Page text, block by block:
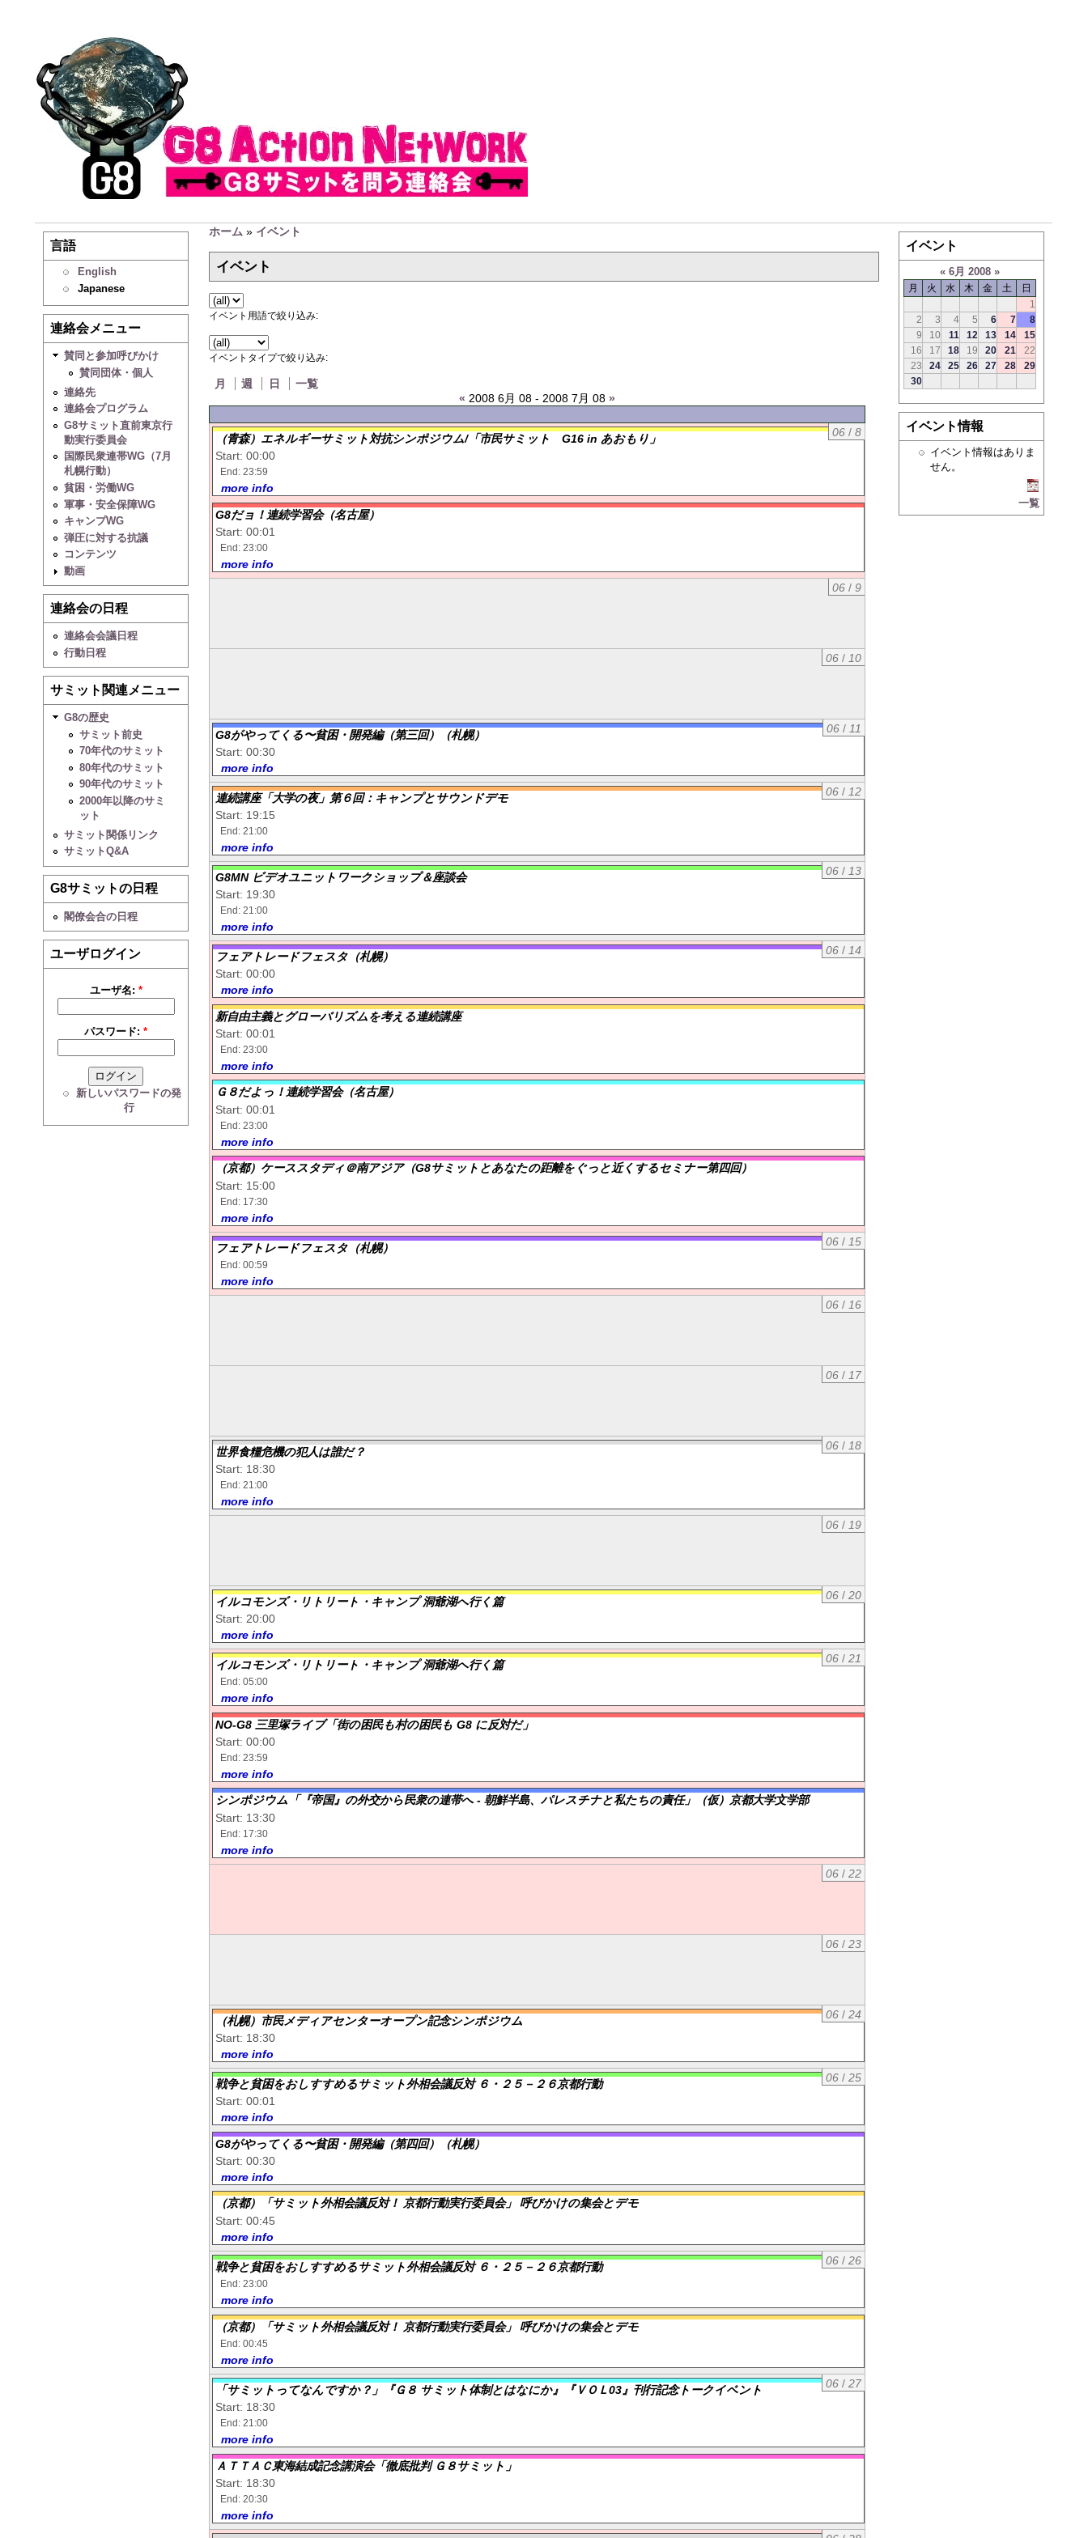
言語
English
Japanese
連絡会メニュー
賛同と参加呼びかけ
賛同団体・個人
連絡先
連絡会プログラム
G8サミット直前東京行
動実行委員会
国際民衆連帯WG（7月
札幌行動）
貧困・労働WG
軍事・安全保障WG
キャンプWG
弾圧に対する抗議
コンテンツ
動画
連絡会の日程
連絡会会議日程
行動日程
サミット関連メニュー
G8の歴史
サミット前史
70年代のサミット
80年代のサミット
90年代のサミット
2000年以降のサミ
ット
サミット関係リンク
サミットQ&A
G8サミットの日程
閣僚会合の日程
ユーザログイン
ユーザ名: *
パスワード:*
新しいパスワードの発
行
ホーム » イベント
イベント
イベント用語で絞り込み:
イベントタイプで絞り込み:
月 週 日
一覧
« 2008 6月 08 - 2008 7月 08 »
06/ 8
（青森）エネルギーサミット対抗シンポジウム/「市民サミット G16 in あおもり」
Start: 00:00
End: 23:59
more info
G8だョ！連続学習会（名古屋）
Start: 00:01
End: 23:00
more info
06/ 9
06/ 10
06/ 11
G8がやってくる〜貧困・開発編（第三回）（札幌）
Start: 00:30
more info
06/ 12
連続講座「大学の夜」第６回：キャンプとサウンドデモ
Start: 19:15
End: 21:00
more info
06/ 13
G8MN ビデオユニットワークショップ＆座談会
Start: 19:30
End: 21:00
more info
06/ 14
フェアトレードフェスタ（札幌）
Start: 00:00
more info
新自由主義とグローバリズムを考える連続講座
Start: 00:01
End: 23:00
more info
Ｇ８だよっ！連続学習会（名古屋）
Start: 00:01
End: 23:00
more info
（京都）ケーススタディ＠南アジア（G8サミットとあなたの距離をぐっと近くするセミナー第四回）
Start: 15:00
End: 17:30
more info
06/ 15
フェアトレードフェスタ（札幌）
End: 00:59
more info
06/ 16
06/ 17
06/ 18
世界食糧危機の犯人は誰だ？
Start: 18:30
End: 21:00
more info
06/ 19
06/ 20
イルコモンズ・リトリート・キャンプ 洞爺湖へ行く篇
Start: 20:00
more info
06/ 21
イルコモンズ・リトリート・キャンプ 洞爺湖へ行く篇
End: 05:00
more info
NO-G8 三里塚ライブ「街の困民も村の困民も G8 に反対だ」
Start: 00:00
End: 23:59
more info
シンポジウム「『帝国』の外交から民衆の連帯へ - 朝鮮半島、パレスチナと私たちの責任」（仮）京都大学文学部
Start: 13:30
End: 17:30
more info
06/ 22
06/ 23
06/ 24
（札幌）市民メディアセンターオープン記念シンポジウム
Start: 18:30
more info
06/ 25
戦争と貧困をおしすすめるサミット外相会議反対 ６・２５－２６京都行動
Start: 00:01
more info
G8がやってくる〜貧困・開発編（第四回）（札幌）
Start: 00:30
more info
（京都）「サミット外相会議反対！ 京都行動実行委員会」 呼びかけの集会とデモ
Start: 00:45
more info
06/ 26
戦争と貧困をおしすすめるサミット外相会議反対 ６・２５－２６京都行動
End: 23:00
more info
（京都）「サミット外相会議反対！ 京都行動実行委員会」 呼びかけの集会とデモ
End: 00:45
more info
06/ 27
「サミットってなんですか？」『Ｇ８ サミット体制とはなにか』『ＶＯＬ03』刊行記念トークイベント
Start: 18:30
End: 21:00
more info
ＡＴＴＡＣ東海結成記念講演会「徹底批判 Ｇ８サミット」
Start: 18:30
End: 20:30
more info
イベント
« 6月 2008 »
月 火 水 木 金 土
日
1
2
3 4 5 6 7
8
9
10 11 12 13 14
15
16
17 18 19 20 21
22
23
24 25 26 27 28
29
30
イベント情報
イベント情報はありま
せん。
一覧